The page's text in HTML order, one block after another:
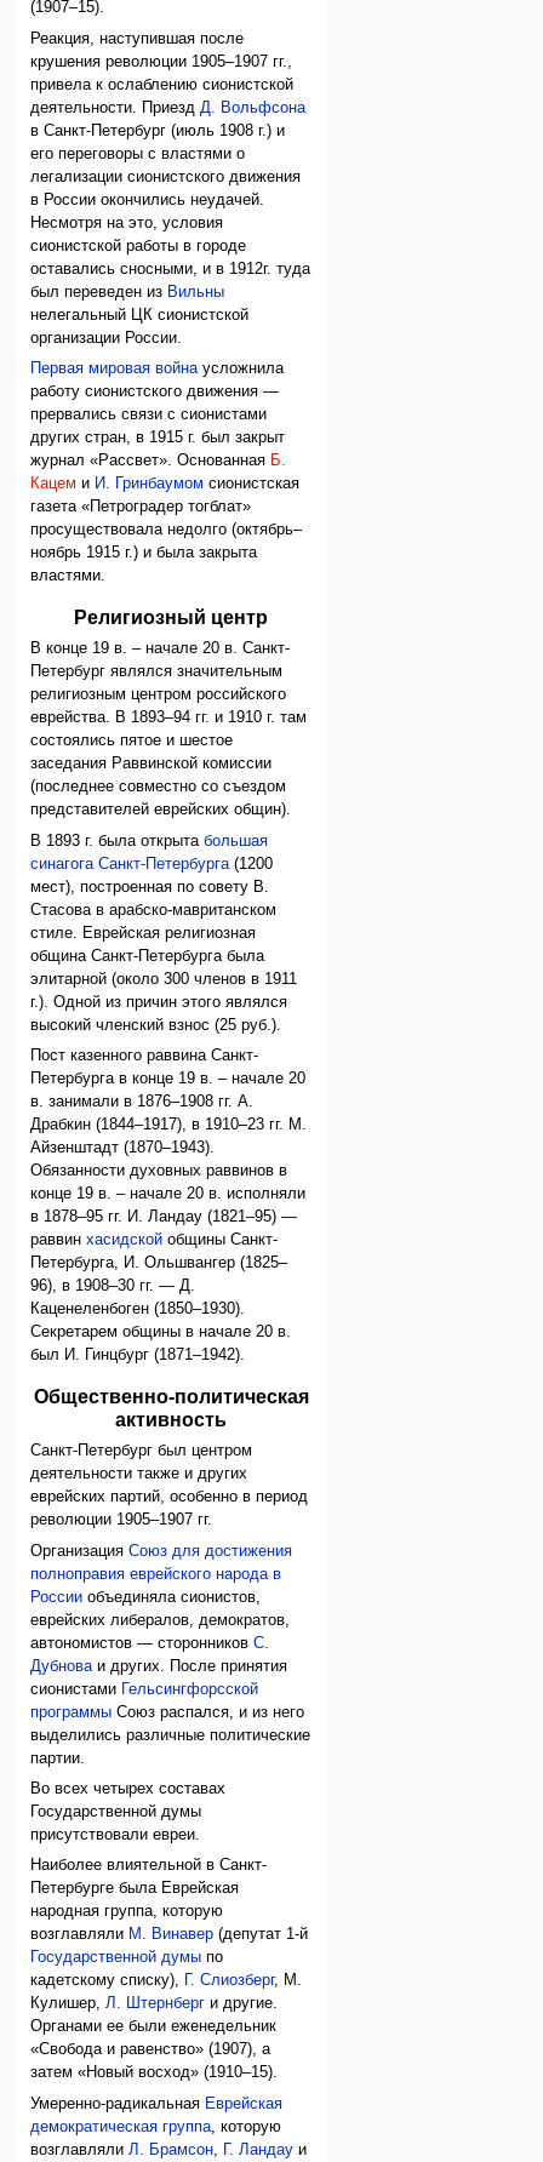
(1907–15).
Реакция, наступившая после
крушения революции 1905–1907 гг.,
привела к ослаблению сионистской
деятельности. Приезд Д. Вольфсона
в Санкт-Петербург (июль 1908 г.) и
его переговоры с властями о
легализации сионистского движения
в России окончились неудачей.
Несмотря на это, условия
сионистской работы в городе
оставались сносными, и в 1912г. туда
был переведен из Вильны
нелегальный ЦК сионистской
организации России.
Первая мировая войнаусложнила
работу сионистского движения —
прервались связи с сионистами
других стран, в 1915 г. был закрыт
журнал «Рассвет». Основанная Б.
Кацем и И. Гринбаумом сионистская
газета «Петроградер тогблат»
просуществовала недолго (октябрь–
ноябрь 1915 г.) и была закрыта
властями.
Религиозный центр
В конце 19 в. – начале 20 в. Санкт-
Петербург являлся значительным
религиозным центром российского
еврейства. В 1893–94 гг. и 1910 г. там
состоялись пятое и шестое
заседания Раввинской комиссии
(последнее совместно со съездом
представителей еврейских общин).
В 1893 г. была открытабольшая
синагога Санкт-Петербурга (1200
мест), построенная по совету В.
Стасова в арабско-мавританском
стиле. Еврейская религиозная
община Санкт-Петербурга была
элитарной (около 300 членов в 1911
г.). Одной из причин этого являлся
высокий членский взнос (25 руб.).
Пост казенного раввина Санкт-
Петербурга в конце 19 в. – начале 20
в. занимали в 1876–1908 гг. А.
Драбкин (1844–1917), в 1910–23 гг. М.
Айзенштадт (1870–1943).
Обязанности духовных раввинов в
конце 19 в. – начале 20 в. исполняли
в 1878–95 гг. И. Ландау (1821–95) —
раввинхасидской общины Санкт-
Петербурга, И. Ольшвангер (1825–
96), в 1908–30 гг. — Д.
Каценеленбоген (1850–1930).
Секретарем общины в начале 20 в.
был И. Гинцбург (1871–1942).
Общественно-политическая
активность
Санкт-Петербург был центром
деятельности также и других
еврейских партий, особенно в период
революции 1905–1907 гг.
ОрганизацияСоюз для достижения
полноправия еврейского народа в
России объединяла сионистов,
еврейских либералов, демократов,
автономистов — сторонниковС.
Дубнова и других. После принятия
сионистами Гельсингфорсской
программы Союз распался, и из него
выделились различные политические
партии.
Во всех четырех составах
Государственной думы
присутствовали евреи.
Наиболее влиятельной в Санкт-
Петербурге была Еврейская
народная группа, которую
возглавляли М. Винавер (депутат 1-й
Государственной думы по
кадетскому списку),
Г. Слиозберг, М.
Кулишер,Л. Штернберг и другие.
Органами ее были еженедельник
«Свобода и равенство» (1907), а
затем «Новый восход» (1910–15).
Умеренно-радикальная Еврейская
демократическая группа , которую
возглавляли Л. Брамсон Г. Ландау и